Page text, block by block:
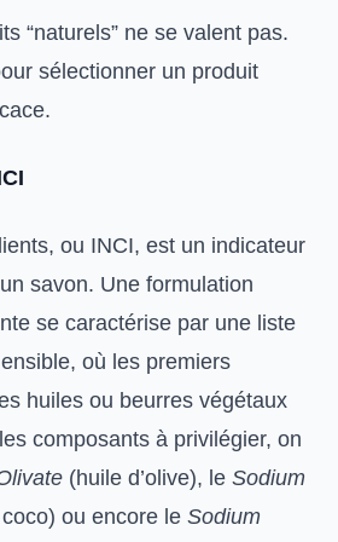
“naturels” ne se valent pas.
sélectionner un produit
ou INCI, est un indicateur
savon. Une formulation
se caractérise par une liste
où les premiers
huiles ou beurres végétaux
composants à privilégier, on
(huile d’olive), le Sodium
ou encore le Sodium